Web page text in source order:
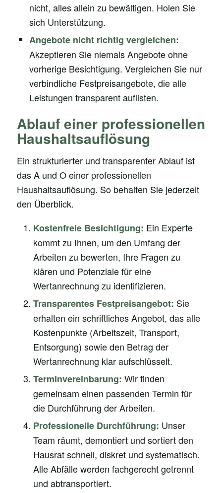
nicht, alles allein zu bewältigen. Holen Sie
sich Unterstützung.
Angebote nicht richtig vergleichen:
Akzeptieren Sie niemals Angebote ohne
vorherige Besichtigung. Vergleichen Sie nur
verbindliche Festpreisangebote, die alle
Leistungen transparent auflisten.
Ablauf einer professionellen
Haushaltsauflösung
Ein strukturierter und transparenter Ablauf ist
das A und O einer professionellen
Haushaltsauflösung. So behalten Sie jederzeit
den Überblick.
Kostenfreie Besichtigung: Ein Experte
kommt zu Ihnen, um den Umfang der
Arbeiten zu bewerten, Ihre Fragen zu
klären und Potenziale für eine
Wertanrechnung zu identifizieren.
Transparentes Festpreisangebot: Sie
erhalten ein schriftliches Angebot, das alle
Kostenpunkte (Arbeitszeit, Transport,
Entsorgung) sowie den Betrag der
Wertanrechnung klar aufschlüsselt.
Terminvereinbarung: Wir finden
gemeinsam einen passenden Termin für
die Durchführung der Arbeiten.
Professionelle Durchführung: Unser
Team räumt, demontiert und sortiert den
Hausrat schnell, diskret und systematisch.
Alle Abfälle werden fachgerecht getrennt
und abtransportiert.